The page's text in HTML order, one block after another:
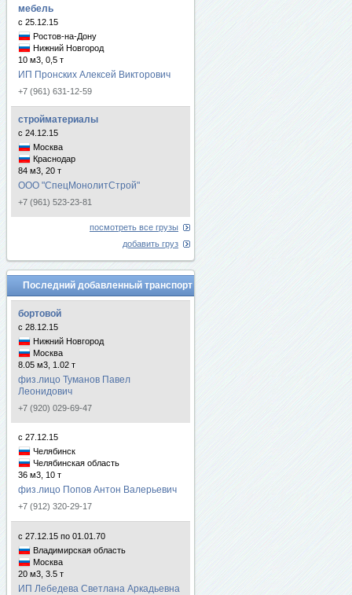
мебель
с 25.12.15
Ростов-на-Дону
Нижний Новгород
10 м3, 0,5 т
ИП Пронских Алексей Викторович
+7 (961) 631-12-59
стройматериалы
с 24.12.15
Москва
Краснодар
84 м3, 20 т
ООО "СпецМонолитСтрой"
+7 (961) 523-23-81
посмотреть все грузы
добавить груз
Последний добавленный транспорт
бортовой
с 28.12.15
Нижний Новгород
Москва
8.05 м3, 1.02 т
физ.лицо Туманов Павел
Леонидович
+7 (920) 029-69-47
с 27.12.15
Челябинск
Челябинская область
36 м3, 10 т
физ.лицо Попов Антон Валерьевич
+7 (912) 320-29-17
с 27.12.15 по 01.01.70
Владимирская область
Москва
20 м3, 3.5 т
ИП Лебедева Светлана Аркадьевна